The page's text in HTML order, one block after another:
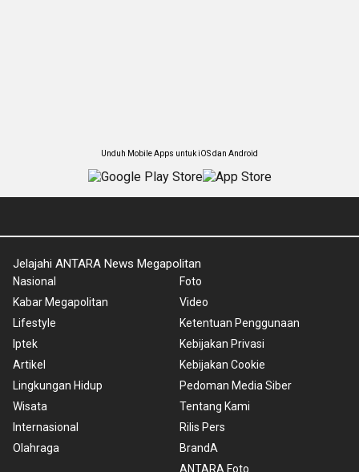
Unduh Mobile Apps untuk iOS dan Android
Jelajahi ANTARA News Megapolitan
Nasional
Kabar Megapolitan
Lifestyle
Iptek
Artikel
Lingkungan Hidup
Wisata
Internasional
Olahraga
Foto
Video
Ketentuan Penggunaan
Kebijakan Privasi
Kebijakan Cookie
Pedoman Media Siber
Tentang Kami
Rilis Pers
BrandA
ANTARA Foto